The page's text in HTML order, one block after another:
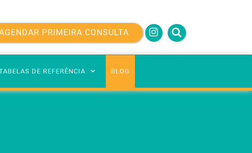
PRIMEIRA CONSULTA
DE REFERÊNCIA BLOG